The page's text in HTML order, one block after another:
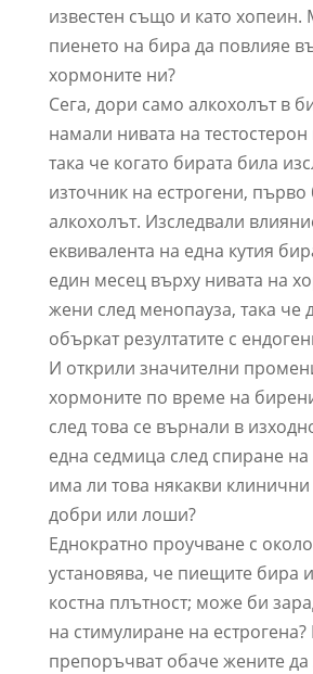
известен също и като
пиенето на бира да повлияе
хормоните ни?
Сега, дори само алкохолът в
намали нивата на
така че когато бирата била
източник на естрогени, първо
алкохолът. Изследвали
еквивалента на една кутия
един месец върху нивата на
жени след менопауза, така че
объркат резултатите с
И открили значителни
хормоните по време на
след това се върнали в
една седмица след спиране
има ли това някакви клинични
добри или лоши?
Еднократно проучване с
установява, че пиещите бира
костна плътност; може би
на стимулиране на естрогена?
препоръчват обаче жените да